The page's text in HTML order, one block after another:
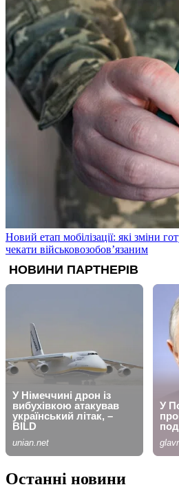
Новий етап мобілізації: які зміни
чекати військовозобов’язаним
Останні новини